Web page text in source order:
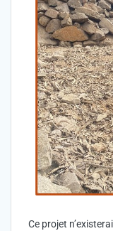
Ce projet